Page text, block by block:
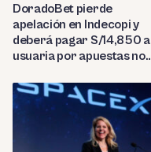
DoradoBet pierde
apelación en Indecopi y
deberá pagar S/14,850 a
usuaria por apuestas no